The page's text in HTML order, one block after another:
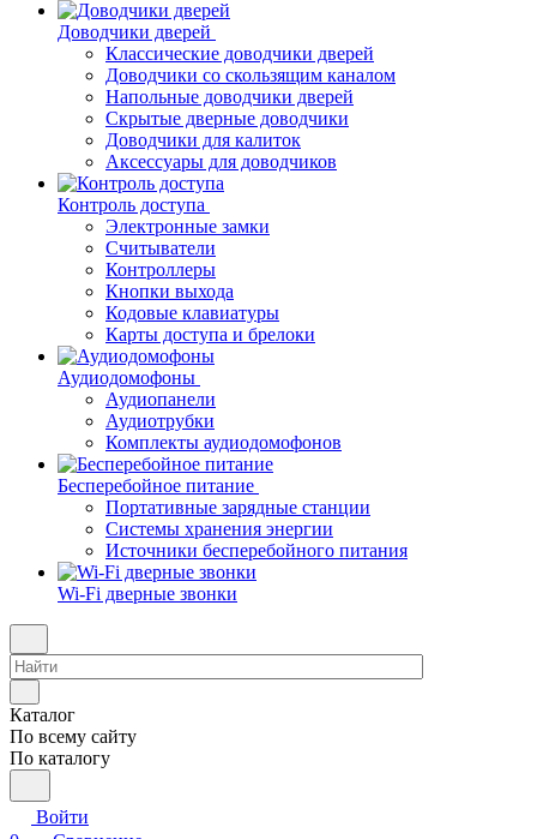
Доводчики дверей
Классические доводчики дверей
Доводчики со скользящим каналом
Напольные доводчики дверей
Скрытые дверные доводчики
Доводчики для калиток
Аксессуары для доводчиков
Контроль доступа
Электронные замки
Считыватели
Контроллеры
Кнопки выхода
Кодовые клавиатуры
Карты доступа и брелоки
Аудиодомофоны
Аудиопанели
Аудиотрубки
Комплекты аудиодомофонов
Бесперебойное питание
Портативные зарядные станции
Системы хранения энергии
Источники бесперебойного питания
Wi-Fi дверные звонки
Каталог
По всему сайту
По каталогу
Войти